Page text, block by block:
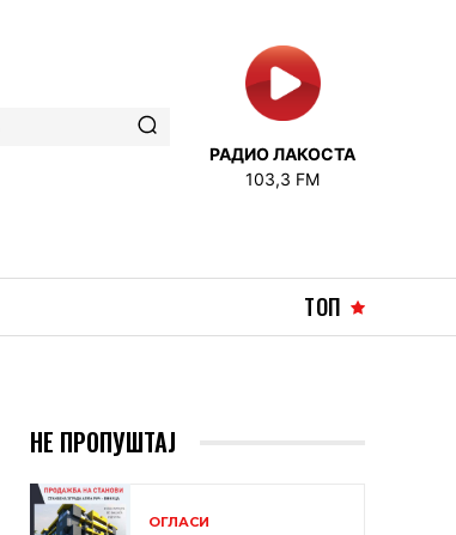
РАДИО ЛАКОСТА
103,3 FM
ТОП
НЕ ПРОПУШТАЈ
ОГЛАСИ